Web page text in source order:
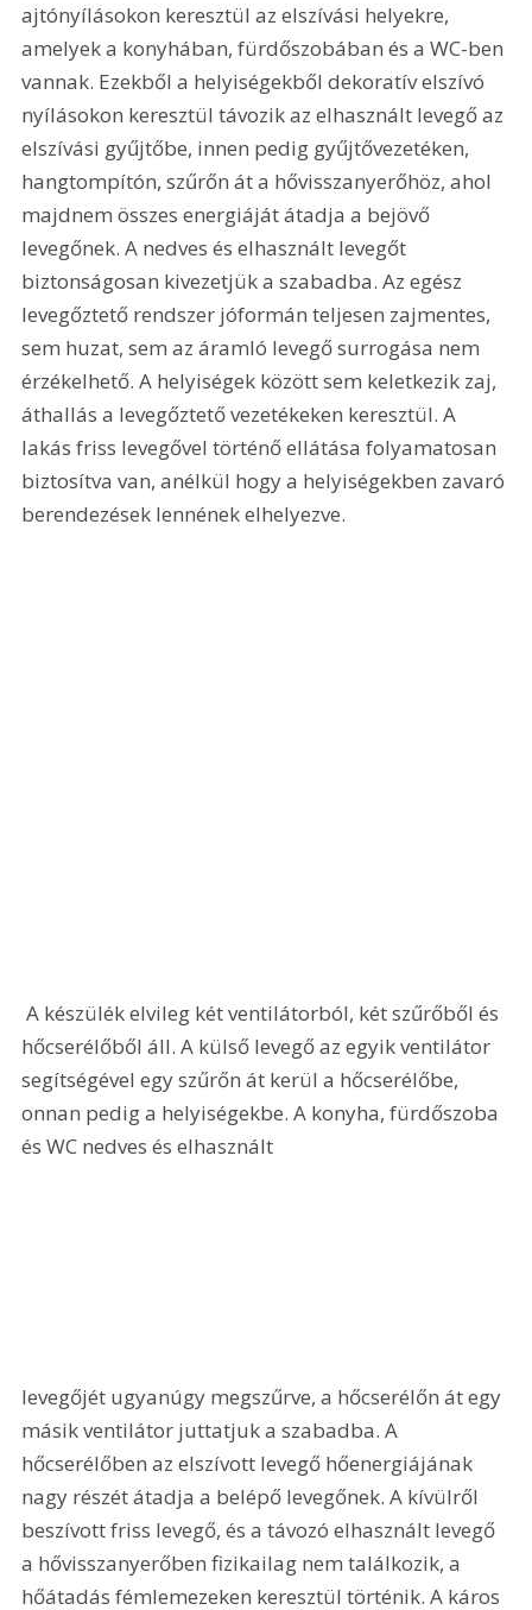
ajtónyílásokon keresztül az elszívási helyekre,
amelyek a konyhában, fürdőszobában és a WC-ben
vannak. Ezekből a helyiségekből dekoratív elszívó
nyílásokon keresztül távozik az elhasznált levegő az
elszívási gyűjtőbe, innen pedig gyűjtővezetéken,
hangtompítón, szűrőn át a hővisszanyerőhöz, ahol
majdnem összes energiáját átadja a bejövő
levegőnek. A nedves és elhasznált levegőt
biztonságosan kivezetjük a szabadba. Az egész
levegőztető rendszer jóformán teljesen zajmentes,
sem huzat, sem az áramló levegő surrogása nem
érzékelhető. A helyiségek között sem keletkezik zaj,
áthallás a levegőztető vezetékeken keresztül. A
lakás friss levegővel történő ellátása folyamatosan
biztosítva van, anélkül hogy a helyiségekben zavaró
berendezések lennének elhelyezve.
A készülék elvileg két ventilátorból, két szűrőből és
hőcserélőből áll. A külső levegő az egyik ventilátor
segítségével egy szűrőn át kerül a hőcserélőbe,
onnan pedig a helyiségekbe. A konyha, fürdőszoba
és WC nedves és elhasznált
levegőjét ugyanúgy megszűrve, a hőcserélőn át egy
másik ventilátor juttatjuk a szabadba. A
hőcserélőben az elszívott levegő hőenergiájának
nagy részét átadja a belépő levegőnek. A kívülről
beszívott friss levegő, és a távozó elhasznált levegő
a hővisszanyerőben fizikailag nem találkozik, a
hőátadás fémlemezeken keresztül történik. A káros